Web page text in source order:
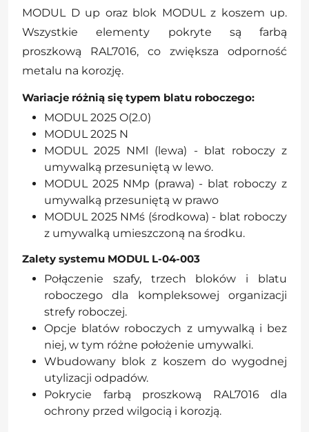
MODUL D up oraz blok MODUL z koszem up.
Wszystkie elementy pokryte są farbą
proszkową RAL7016, co zwiększa odporność
metalu na korozję.
Wariacje różnią się typem blatu roboczego:
MODUL 2025 O(2.0)
MODUL 2025 N
MODUL 2025 NMl (lewa) - blat roboczy z
umywalką przesuniętą w lewo.
MODUL 2025 NMp (prawa) - blat roboczy z
umywalką przesuniętą w prawo
MODUL 2025 NMś (środkowa) - blat roboczy
z umywalką umieszczoną na środku.
Zalety systemu MODUL L-04-003
Połączenie szafy, trzech bloków i blatu
roboczego dla kompleksowej organizacji
strefy roboczej.
Opcje blatów roboczych z umywalką i bez
niej, w tym różne położenie umywalki.
Wbudowany blok z koszem do wygodnej
utylizacji odpadów.
Pokrycie farbą proszkową RAL7016 dla
ochrony przed wilgocią i korozją.